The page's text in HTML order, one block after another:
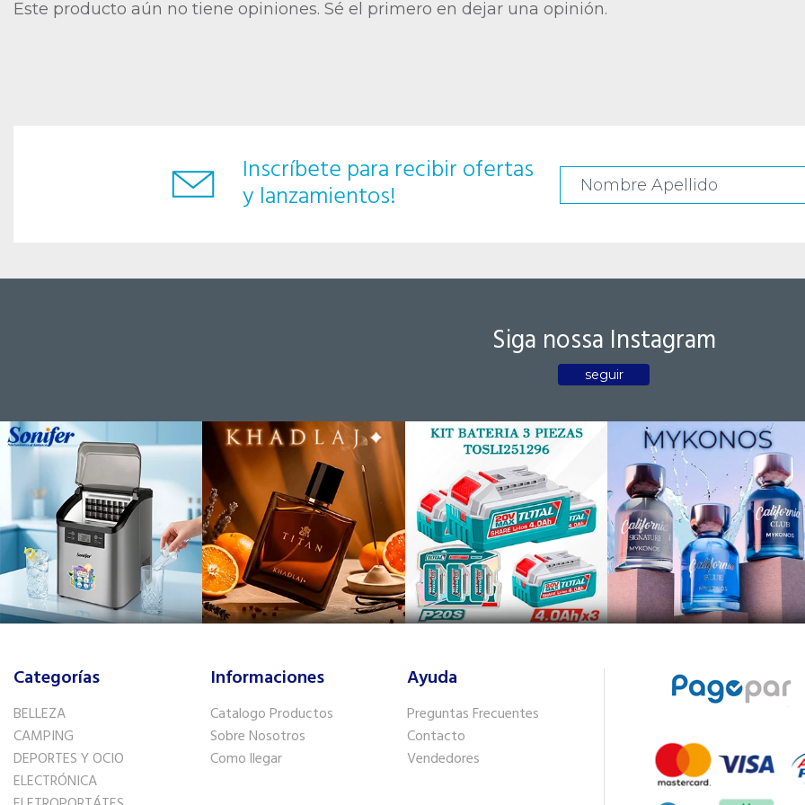
Este producto aún no tiene opiniones. Sé el primero en dejar una opinión.
Inscríbete para recibir ofertas
y lanzamientos!
Siga nossa Instagram
seguir
Categorías
BELLEZA
CAMPING
DEPORTES Y OCIO
ELECTRÓNICA
Informaciones
Catalogo Productos
Sobre Nosotros
Como llegar
Ayuda
Preguntas Frecuentes
Contacto
Vendedores